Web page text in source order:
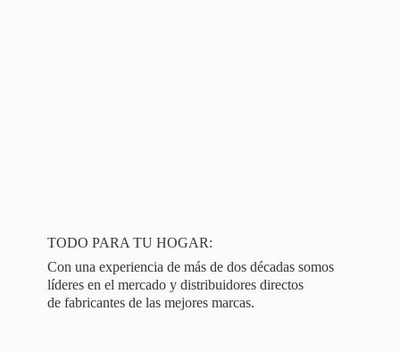
TODO PARA TU HOGAR:
Con una experiencia de más de dos décadas somos
líderes en el mercado y distribuidores directos
de fabricantes de las mejores marcas.